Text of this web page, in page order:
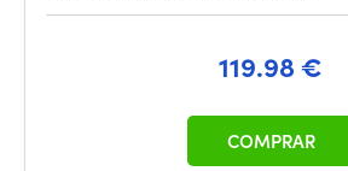
119.98 €
COMPRAR